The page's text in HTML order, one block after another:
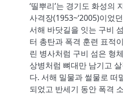
‘띨뿌리’는 경기도 화성의
사격장(1953~‘2005)이었
서해 바닷길을 잇는 구비
터 총탄과 폭격 훈련 표적
린 병사처럼 구비 섬은 형
상병처럼 뼈대만 남기고
다. 서해 밀물과 썰물로 떠
되었고 반세기 동안 폭격